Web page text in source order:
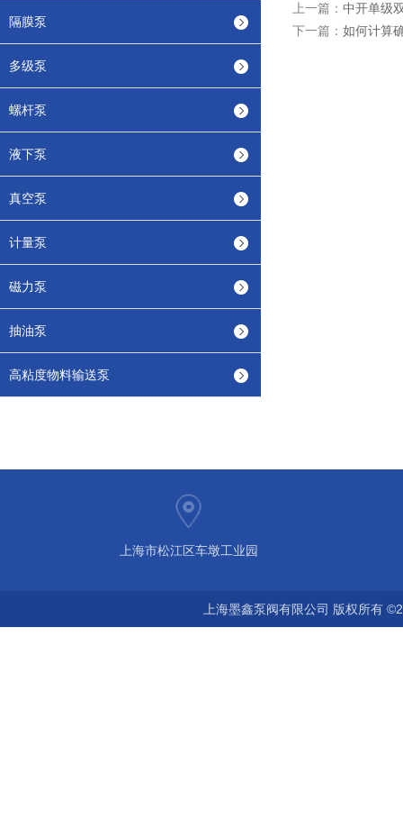
隔膜泵
多级泵
螺杆泵
液下泵
真空泵
计量泵
磁力泵
抽油泵
高粘度物料输送泵
上一篇： 中开单级
下一篇： 如何计算
上海市松江区车墩工业园
上海墨鑫泵阀有限公司 版权所有